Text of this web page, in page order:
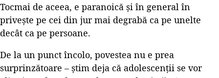
Tocmai de aceea, e paranoică și în general în
privește pe cei din jur mai degrabă ca pe unelte
decât ca pe persoane.
De la un punct încolo, povestea nu e prea
surprinzătoare – știm deja că adolescenții se vor